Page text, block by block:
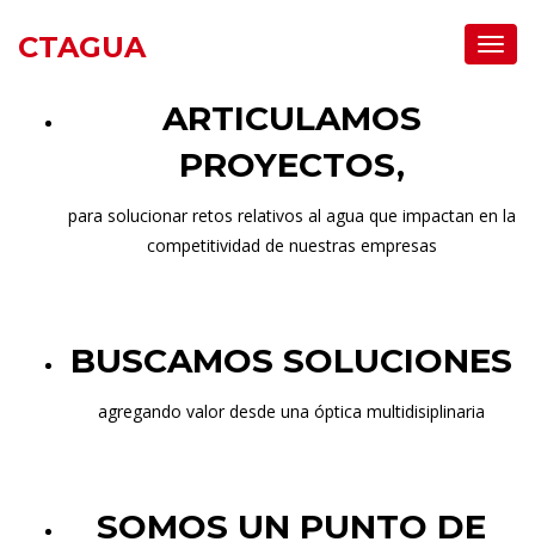
CTAGUA
ARTICULAMOS
PROYECTOS,
para solucionar retos relativos al agua que impactan en la
competitividad de nuestras empresas
BUSCAMOS SOLUCIONES
agregando valor desde una óptica multidisiplinaria
SOMOS UN PUNTO DE